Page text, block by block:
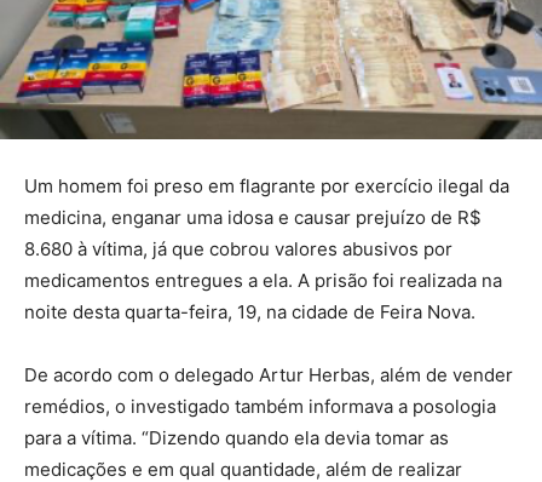
Um homem foi preso em flagrante por exercício ilegal da
medicina, enganar uma idosa e causar prejuízo de R$
8.680 à vítima, já que cobrou valores abusivos por
medicamentos entregues a ela. A prisão foi realizada na
noite desta quarta-feira, 19, na cidade de Feira Nova.
De acordo com o delegado Artur Herbas, além de vender
remédios, o investigado também informava a posologia
para a vítima. “Dizendo quando ela devia tomar as
medicações e em qual quantidade, além de realizar